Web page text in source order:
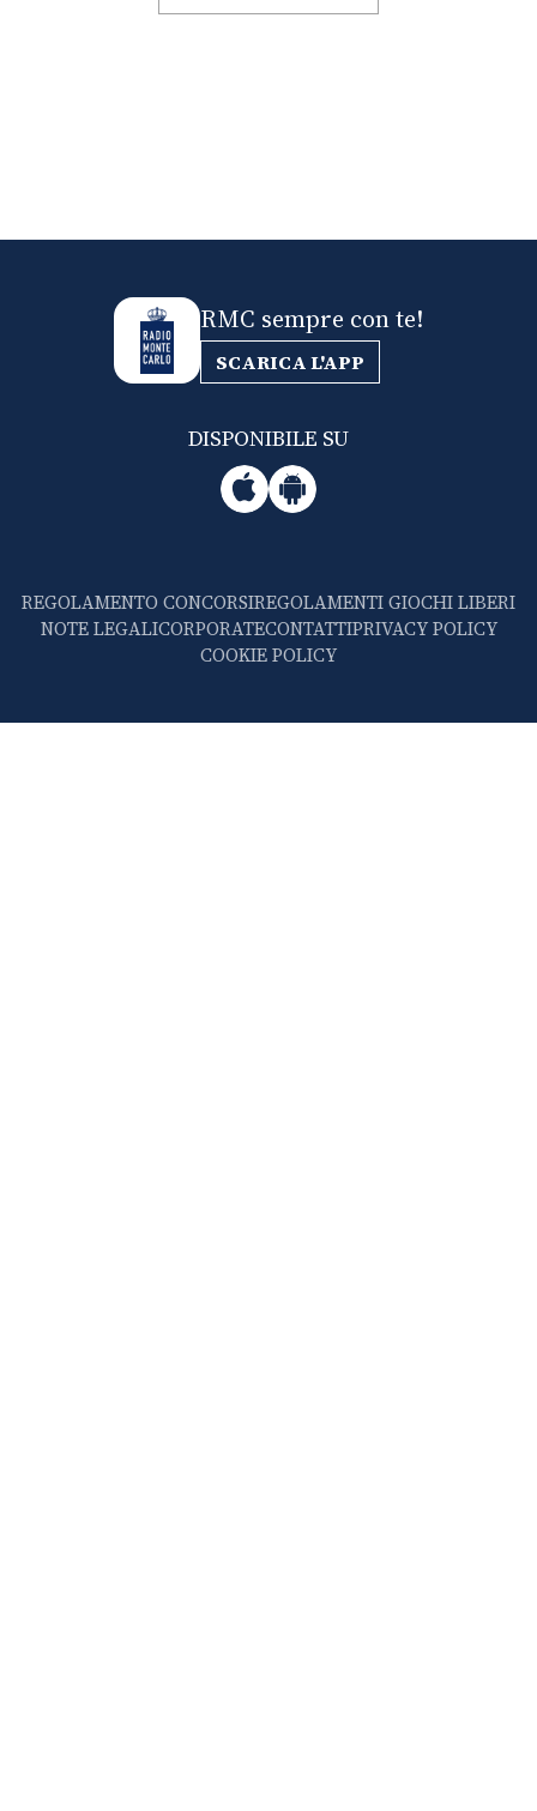
RMC sempre con te!
SCARICA L'APP
DISPONIBILE SU
REGOLAMENTO CONCORSIREGOLAMENTI GIOCHI LIBERI
NOTE LEGALICORPORATECONTATTIPRIVACY POLICY
COOKIE POLICY